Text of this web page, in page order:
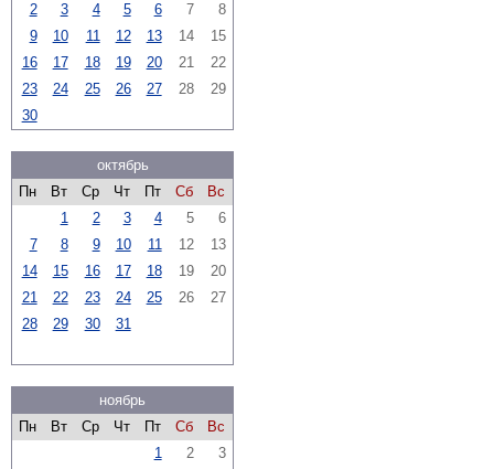
2 3 4 5 6 7
8
9
10 11 12 13 14
15
16
17 18 19 20 21
22
23
24 25 26 27 28
29
30
октябрь
Пн
Вт Ср Чт Пт Сб
Вс
1
2 3 4 5
6
7
8 9 10 11 12
13
14
15 16 17 18 19
20
21
22 23 24 25 26
27
28
29 30 31
ноябрь
Пн
Вт Ср Чт Пт Сб
Вс
1
2
3